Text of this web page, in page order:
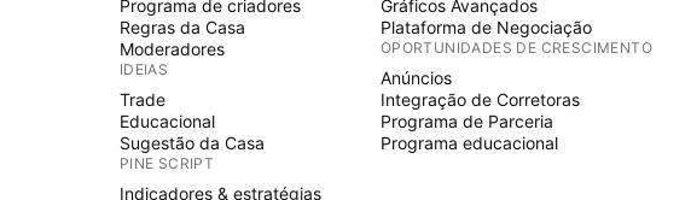
Programa de criadores
Regras da Casa
Moderadores
IDEIAS
Trade
Educacional
Sugestão da Casa
PINE SCRIPT
Indicadores & estratégias
Gráficos Avançados
Plataforma de Negociação
OPORTUNIDADES DE CRESCIMENTO
Anúncios
Integração de Corretoras
Programa de Parceria
Programa educacional